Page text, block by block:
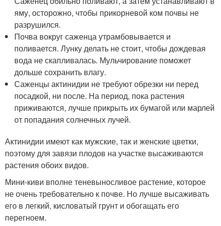
яму, осторожно, чтобы прикорневой ком почвы не
разрушился.
Почва вокруг саженца утрамбовывается и
поливается. Лунку делать не стоит, чтобы дождевая
вода не скапливалась. Мульчирование поможет
дольше сохранить влагу.
Саженцы актинидии не требуют обрезки ни перед
посадкой, ни после. На период, пока растения
приживаются, лучше прикрыть их бумагой или марлей
от попадания солнечных лучей.
Актинидии имеют как мужские, так и женские цветки,
поэтому для завязи плодов на участке высаживаются
растения обоих видов.
Мини-киви вполне теневыносливое растение, которое
не очень требовательно к почве. Но лучше высаживать
его в легкий, кисловатый грунт и обогащать его
перегноем.